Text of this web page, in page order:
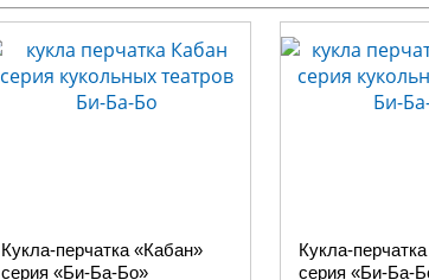
сделает его увлеченным театром и культурой. Также,
крупной и мелкой моторики.
Игрушки-перчатки соответствуют всем
требованиям ДСТУ, EN.
Кукла
Наборы кукольных театров
Кукла-перчатка «Кабан»
серия «Би-Ба-Бо»
Кукла-
серия «Би-Ба-